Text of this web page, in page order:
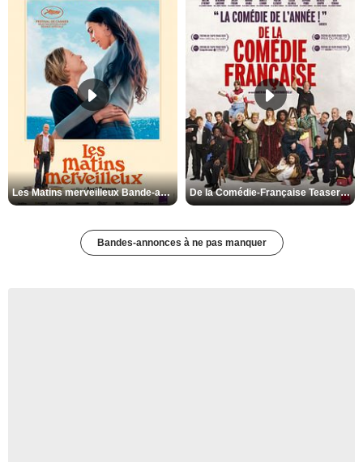
Les Matins merveilleux Bande-annonce VF De la Comédie-Française Teaser VF
Bandes-annonces à ne pas manquer